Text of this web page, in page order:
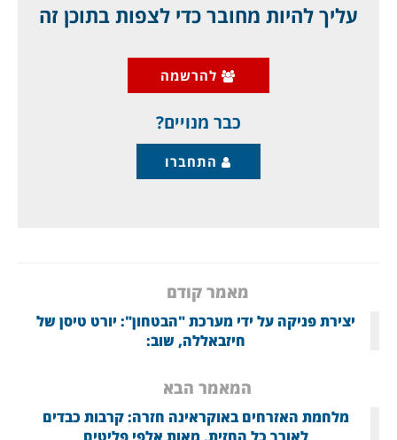
(עד שנת 2014 הן היו אוקראינה) הודיעו על פינוי
של כ- 700 אלף אזרחים שלהן לתוך רוסיה, מחשש
לפלישה של הצבא האוקראיני. הצבא הזה מכחיש
עליך להיות מחובר כדי לצפות בתוכן זה
להרשמה
כבר מנויים?
התחברו
מאמר קודם
יצירת פניקה על ידי מערכת "הבטחון": יורט טיסן של
חיזבאללה, שוב:
המאמר הבא
מלחמת האזרחים באוקראינה חזרה: קרבות כבדים